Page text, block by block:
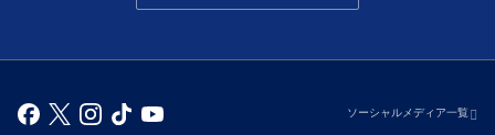
ソーシャルメディア一覧